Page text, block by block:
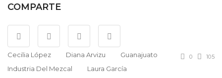
COMPARTE
Cecilia López Diana Arvizu
Guanajuato
Industria Del Mezcal
Laura García
0 105